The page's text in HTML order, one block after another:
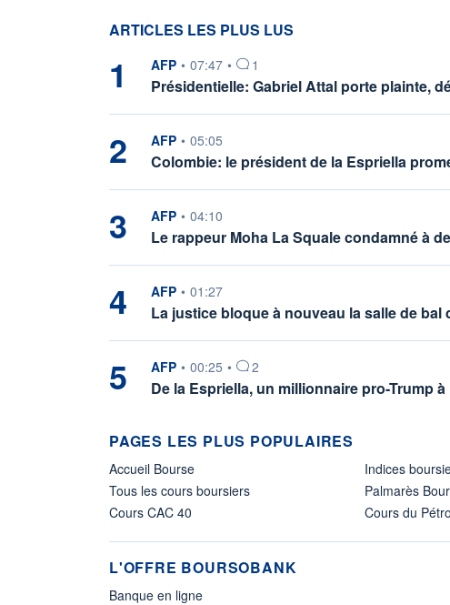
ARTICLES LES PLUS LUS
1 information fournie par
AFP • 07:47 • 1
Présidentielle: Gabriel Attal porte plainte,
2 information fournie par
AFP • 05:05
Colombie: le président de la Espriella
3 information fournie par
AFP • 04:10
Le rappeur Moha La Squale condamné à
4 information fournie par
AFP • 01:27
La justice bloque à nouveau la salle de
5 information fournie par
AFP • 00:25 • 2
De la Espriella, un millionnaire pro-Trump
PAGES LES PLUS POPULAIRES
Accueil Bourse
Tous les cours boursiers
Cours CAC 40
Indices
Palmarès
Cours du
L'OFFRE BOURSOBANK
Banque en ligne